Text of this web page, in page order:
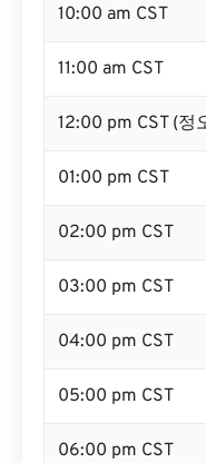
10:00 am CST
11:00 am CST
12:00 pm CST (정
01:00 pm CST
02:00 pm CST
03:00 pm CST
04:00 pm CST
05:00 pm CST
06:00 pm CST